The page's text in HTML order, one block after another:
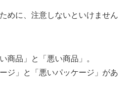
めに、注意しないといけません
商品」と「悪い商品」。
ジ」と「悪いパッケージ」があ